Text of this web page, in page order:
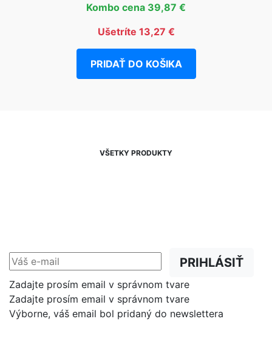
Kombo cena 39,87 €
Ušetríte 13,27 €
PRIDAŤ DO KOŠIKA
VŠETKY PRODUKTY
PRIHLÁSIŤ
Zadajte prosím email v správnom tvare
Zadajte prosím email v správnom tvare
Výborne, váš email bol pridaný do newslettera